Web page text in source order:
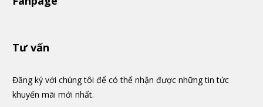
Tư vấn
Đăng ký với chúng tôi để có thể nhận được những tin tức
khuyến mãi mới nhất.